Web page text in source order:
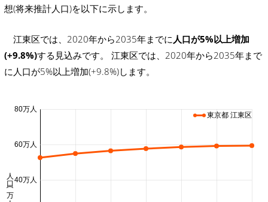
想(将来推計人口)を以下に示します。
江東区では、2020年から2035年までに 人口が5%以上増加
(+9.8%)する見込みです。 江東区では、2020年から2035年まで
に人口が5%以上増加(+9.8%)します。
40万人
60万人
80万人
人口 (万人)
東京都 江東区